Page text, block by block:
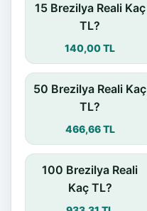
15 Brezilya Reali Kaç
TL?
140,00 TL
50 Brezilya Reali Kaç
TL?
466,66 TL
100 Brezilya Reali
Kaç TL?